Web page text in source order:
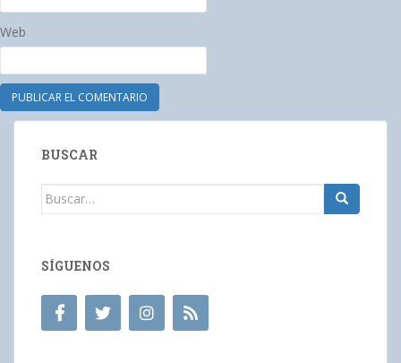
Web
BUSCAR
Buscar:
SÍGUENOS